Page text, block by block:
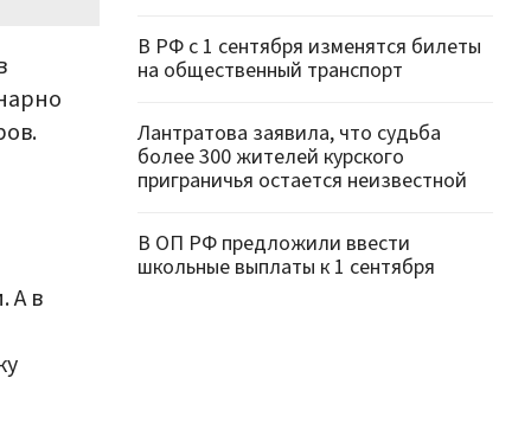
А в
В РФ с 1 сентября изменятся билеты
на общественный транспорт
Лантратова заявила, что судьба
более 300 жителей курского
приграничья остается неизвестной
В ОП РФ предложили ввести
школьные выплаты к 1 сентября